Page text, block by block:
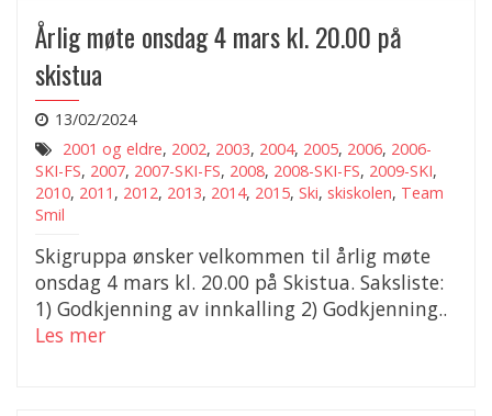
Årlig møte onsdag 4 mars kl. 20.00 på
skistua
13/02/2024
2001 og eldre, 2002, 2003, 2004, 2005, 2006, 2006-
SKI-FS, 2007, 2007-SKI-FS, 2008, 2008-SKI-FS, 2009-SKI,
2010, 2011 , 2012, 2013, 2014, 2015, Ski, skiskolen, Team
Smil
Skigruppa ønsker velkommen til årlig møte
onsdag 4 mars kl. 20.00 på Skistua. Saksliste:
1) Godkjenning av innkalling 2) Godkjenning..
Les mer